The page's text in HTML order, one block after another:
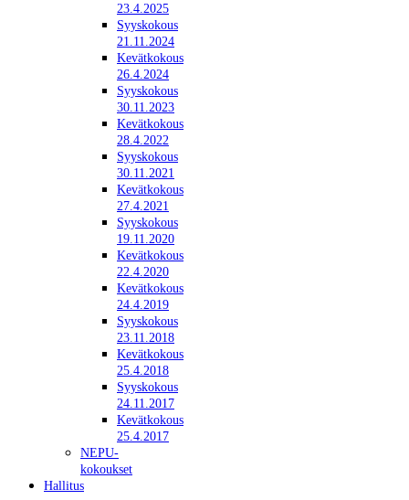
23.4.2025
Syyskokous
21.11.2024
Kevätkokous
26.4.2024
Syyskokous
30.11.2023
Kevätkokous
28.4.2022
Syyskokous
30.11.2021
Kevätkokous
27.4.2021
Syyskokous
19.11.2020
Kevätkokous
22.4.2020
Kevätkokous
24.4.2019
Syyskokous
23.11.2018
Kevätkokous
25.4.2018
Syyskokous
24.11.2017
Kevätkokous
25.4.2017
NEPU-
kokoukset
Hallitus